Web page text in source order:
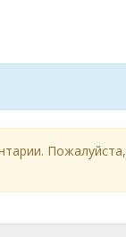
Пожалуйста,